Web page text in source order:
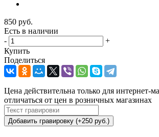
850 руб.
Есть в наличии
-
+
Купить
Поделиться
Цена действительна только для интернет-
отличаться от цен в розничных магазинах
Добавить гравировку (+250 руб.)